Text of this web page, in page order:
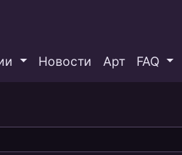
Новости Арт FAQ